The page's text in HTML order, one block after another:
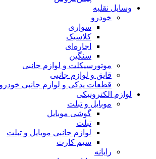
وسایل نقلیه
خودرو
سواری
کلاسیک
اجاره‌ای
سنگین
موتورسیکلت و لوازم جانبی
قایق و لوازم جانبی
قطعات یدکی و لوازم جانبی خودرو
لوازم الکترونیکی
موبایل و تبلت
گوشی موبایل
تبلت
لوازم جانبی موبایل و تبلت
سیم کارت
رایانه